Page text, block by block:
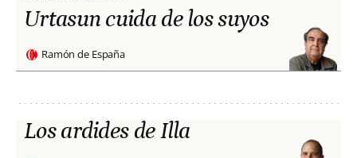
Urtasun cuida de los suyos
Ramón de España
Los ardides de Illa